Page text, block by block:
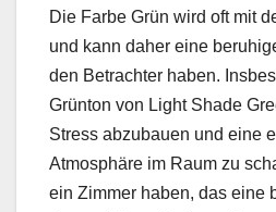
Die Farbe Grün wird oft mit
und kann daher eine
den Betrachter haben.
Grünton von Light Shade
Stress abzubauen und eine
Atmosphäre im Raum zu
ein Zimmer haben, das eine